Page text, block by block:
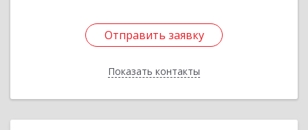
Отправить заявку
Показать контакты
Отправить заявку
Назад